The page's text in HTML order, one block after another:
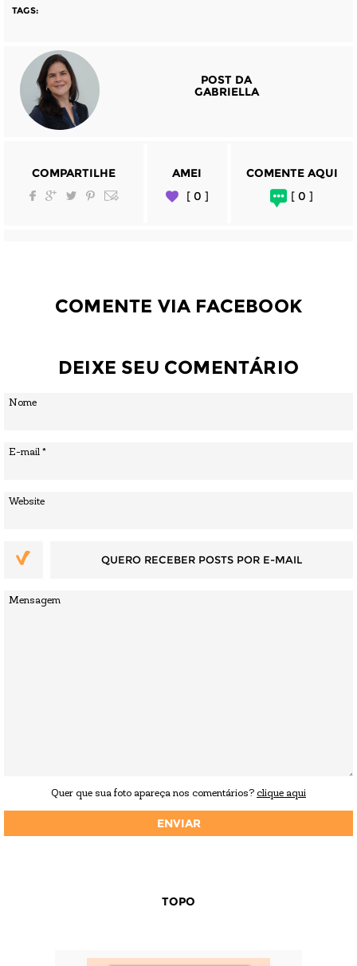
TAGS:
POST DA
GABRIELLA
COMPARTILHE
AMEI
[ 0 ]
COMENTE AQUI
[ 0 ]
COMENTE VIA FACEBOOK
DEIXE SEU COMENTÁRIO
QUERO RECEBER POSTS POR E-MAIL
Quer que sua foto apareça nos comentários? clique aqui
TOPO